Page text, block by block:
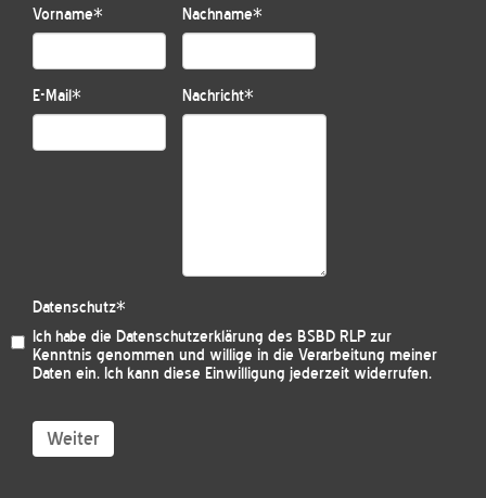
Vorname* Nachname*
E-Mail* Nachricht*
Datenschutz*
Ich habe die Datenschutzerklärung des BSBD RLP zur
Kenntnis genommen und willige in die Verarbeitung meiner
Daten ein. Ich kann diese Einwilligung jederzeit widerrufen.
Weiter